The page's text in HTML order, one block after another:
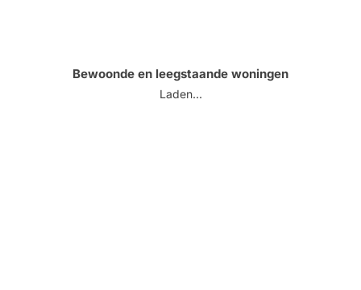
Bewoonde en leegstaande woningen
Laden...